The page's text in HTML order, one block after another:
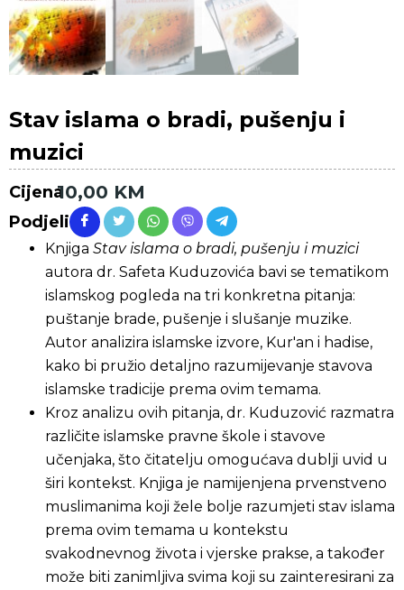
Stav islama o bradi, pušenju i
muzici
Cijena10,00 KM
Podjeli
Knjiga Stav islama o bradi, pušenju i muzici
autora dr. Safeta Kuduzovića bavi se tematikom
islamskog pogleda na tri konkretna pitanja:
puštanje brade, pušenje i slušanje muzike.
Autor analizira islamske izvore, Kur'an i hadise,
kako bi pružio detaljno razumijevanje stavova
islamske tradicije prema ovim temama.
Kroz analizu ovih pitanja, dr. Kuduzović razmatra
različite islamske pravne škole i stavove
učenjaka, što čitatelju omogućava dublji uvid u
širi kontekst. Knjiga je namijenjena prvenstveno
muslimanima koji žele bolje razumjeti stav islama
prema ovim temama u kontekstu
svakodnevnog života i vjerske prakse, a također
može biti zanimljiva svima koji su zainteresirani za